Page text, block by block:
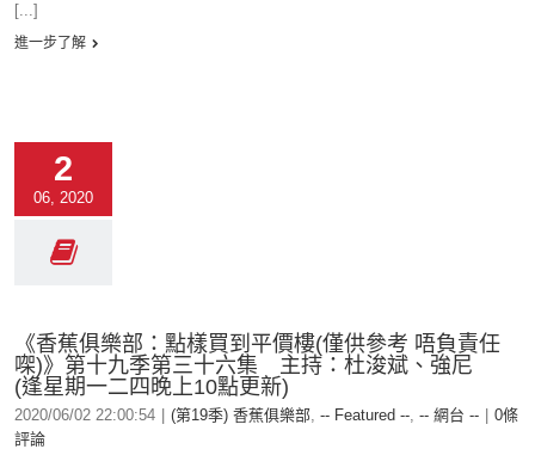
[...]
進一步了解
2
06, 2020
《香蕉俱樂部：點樣買到平價樓(僅供參考 唔負責任
㗎)》第十九季第三十六集 主持：杜浚斌、強尼
(逢星期一二四晚上10點更新)
2020/06/02 22:00:54 (第19季) 香蕉俱樂部, -- Featured --, -- 網台 --
0條
評論